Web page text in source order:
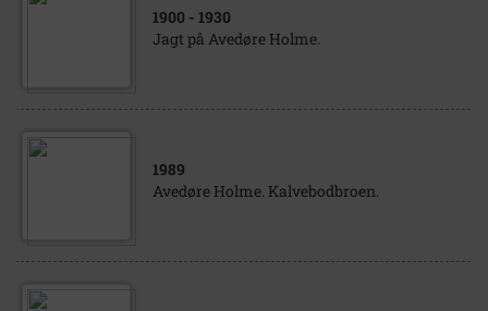
1900 - 1930
Jagt på Avedøre Holme.
1989
Avedøre Holme. Kalvebodbroen.